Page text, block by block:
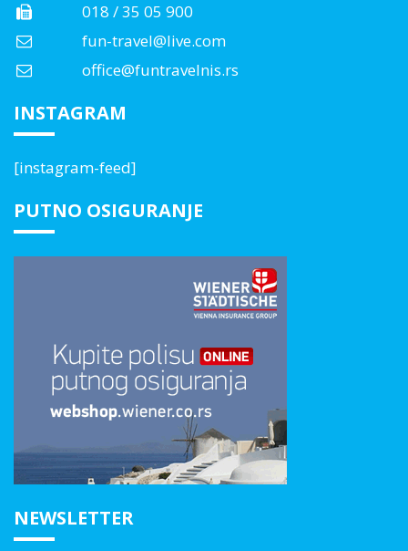
018 / 35 05 900
fun-travel@live.com
office@funtravelnis.rs
INSTAGRAM
[instagram-feed]
PUTNO OSIGURANJE
NEWSLETTER